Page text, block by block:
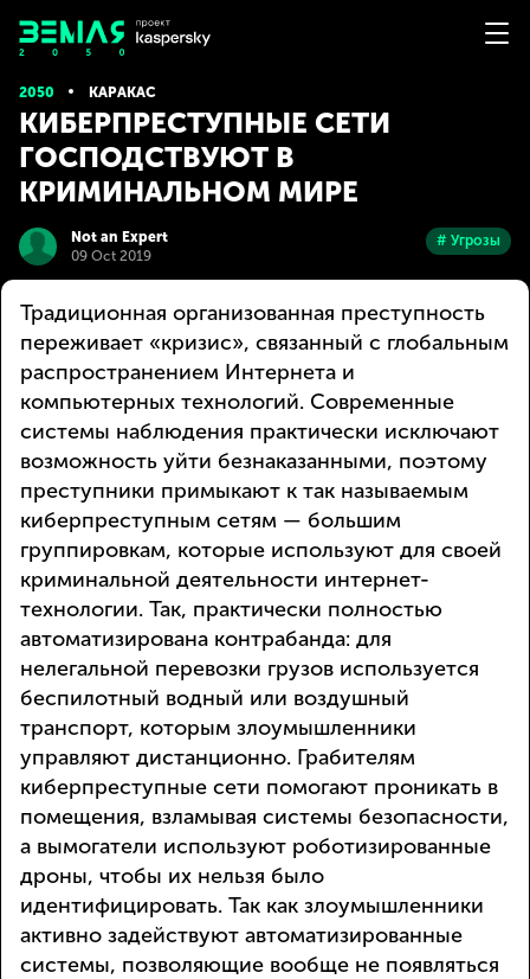
2050 КАРАКАС
КИБЕРПРЕСТУПНЫЕ СЕТИ
ГОСПОДСТВУЮТ В
КРИМИНАЛЬНОМ МИРЕ
Not an Expert
09 Oct 2019
# Угрозы
Традиционная организованная преступность
переживает «кризис», связанный с глобальным
распространением Интернета и
компьютерных технологий. Современные
системы наблюдения практически исключают
возможность уйти безнаказанными, поэтому
преступники примыкают к так называемым
киберпреступным сетям — большим
группировкам, которые используют для своей
криминальной деятельности интернет-
технологии. Так, практически полностью
автоматизирована контрабанда: для
нелегальной перевозки грузов используется
беспилотный водный или воздушный
транспорт, которым злоумышленники
управляют дистанционно. Грабителям
киберпреступные сети помогают проникать в
помещения, взламывая системы безопасности,
а вымогатели используют роботизированные
дроны, чтобы их нельзя было
идентифицировать. Так как злоумышленники
активно задействуют автоматизированные
системы, позволяющие вообще не появляться